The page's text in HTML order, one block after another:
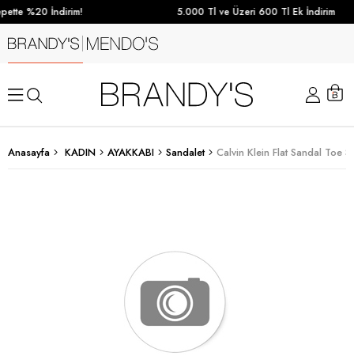
%20 İndirim! 5.000 Tl ve Üzeri 600 Tl Ek İndirim
Anasayfa KADIN AYAKKABI Sandalet Calvin Klein Flat Sandal Toe